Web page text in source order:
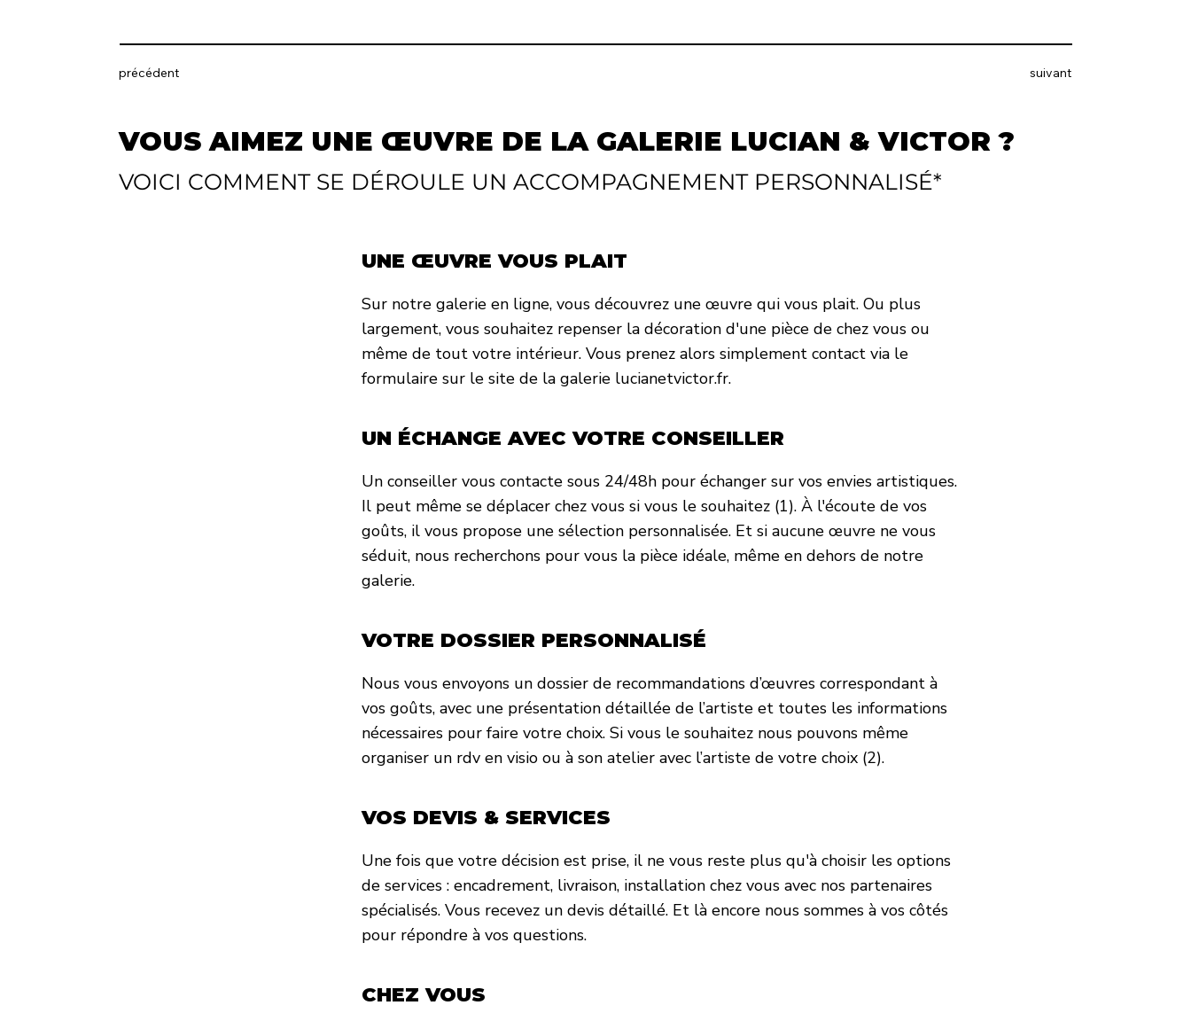
précédent suivant
VOUS AIMEZ UNE ŒUVRE DE LA GALERIE LUCIAN & VICTOR ?
VOICI COMMENT SE DÉROULE UN ACCOMPAGNEMENT PERSONNALISÉ*
UNE ŒUVRE VOUS PLAIT
Sur notre galerie en ligne, vous découvrez une œuvre qui vous plait. Ou plus
largement, vous souhaitez repenser la décoration d'une pièce de chez vous ou
même de tout votre intérieur. Vous prenez alors simplement contact via le
formulaire sur le site de la galerie lucianetvictor.fr.
UN ÉCHANGE AVEC VOTRE CONSEILLER
Un conseiller vous contacte sous 24/48h pour échanger sur vos envies artistiques.
Il peut même se déplacer chez vous si vous le souhaitez (1). À l'écoute de vos
goûts, il vous propose une sélection personnalisée. Et si aucune œuvre ne vous
séduit, nous recherchons pour vous la pièce idéale, même en dehors de notre
galerie.
VOTRE DOSSIER PERSONNALISÉ
Nous vous envoyons un dossier de recommandations d’œuvres correspondant à
vos goûts, avec une présentation détaillée de l’artiste et toutes les informations
nécessaires pour faire votre choix. Si vous le souhaitez nous pouvons même
organiser un rdv en visio ou à son atelier avec l’artiste de votre choix (2).
VOS DEVIS & SERVICES
Une fois que votre décision est prise, il ne vous reste plus qu'à choisir les options
de services : encadrement, livraison, installation chez vous avec nos partenaires
spécialisés. Vous recevez un devis détaillé. Et là encore nous sommes à vos côtés
pour répondre à vos questions.
CHEZ VOUS